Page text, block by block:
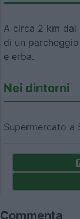
A circa 2 km dal
di un
e erba.
Nei dintorni
Supermercato a
Commenta